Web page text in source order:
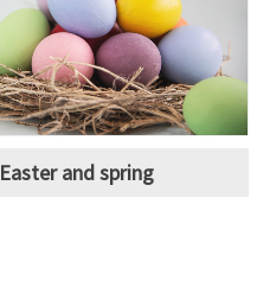
Easter and spring